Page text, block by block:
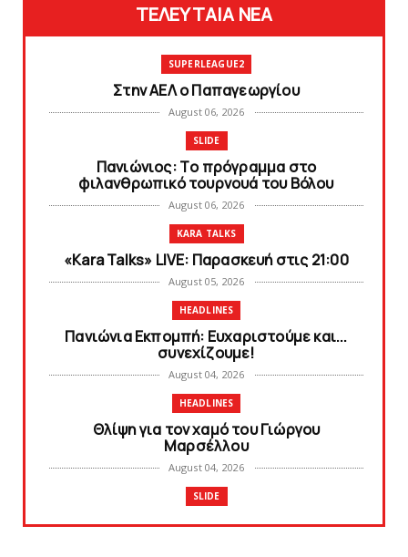
ΤΕΛΕΥΤΑΙΑ ΝΕΑ
SUPERLEAGUE2
Στην AEΛ ο Παπαγεωργίου
August 06, 2026
SLIDE
Πανιώνιoς: Tο πρόγραμμα στο
φιλανθρωπικό τουρνουά του Bόλου
August 06, 2026
KARA TALKS
«Kara Talks» LIVE: Παρασκευή στις 21:00
August 05, 2026
HEADLINES
Πανιώνια Εκπομπή: Eυχαριστούμε και...
συνεχίζουμε!
August 04, 2026
HEADLINES
Θλίψη για τον χαμό του Γιώργου
Mαρσέλλου
August 04, 2026
SLIDE
Ξεκινά η ελεύθερη διάθεση των εισιτηρίων